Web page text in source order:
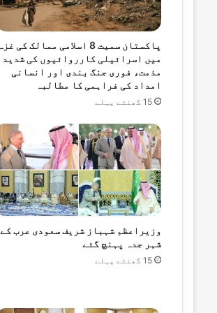
ی
ں
ر
و
ا
ش
ی
خ
پاکستان سمیت 8 اسلامی ممالک کی غزہ
میں اسرائیلی کارروائیوں کی شدید
مذمت، فوری جنگ بندی اور انسانی
امداد کی فراہمی کا مطالبہ
15 گھنٹے پہلے
وزیراعظم شہباز شریف سعودی عرب کے
شہر جدہ پہنچ گئے
15 گھنٹے پہلے